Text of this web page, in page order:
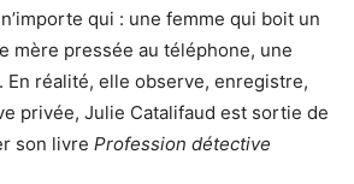
qui : une femme qui boit un
mère pressée au téléphone, une
En réalité, elle observe, enregistre,
privée, Julie Catalifaud est sortie de
son livre Profession détective